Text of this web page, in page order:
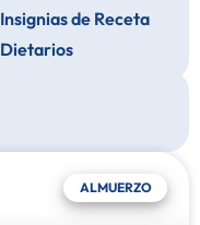
Insignias de Receta
Dietarios
ALMUERZO